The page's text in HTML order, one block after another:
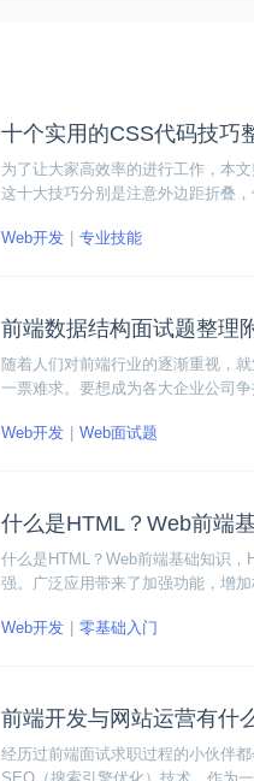
十个实用的CSS代码技巧
为了让大家高效率的进行工作，本
这十大技巧分别是注意外边距折叠
和验证。
Web开发 专业技能
前端数据结构面试题整理
随着人们对前端行业的逐渐重视，
一票难求。要想成为各大企业公司
起看看吧！
Web开发 Web面试题
什么是HTML？Web前端
什么是HTML？Web前端基础知识
强。广泛应用带来了加强功能，增
的电脑或浏览器。
Web开发 零基础入门
前端开发与网站运营有什
经历过前端面试求职过程的小伙伴